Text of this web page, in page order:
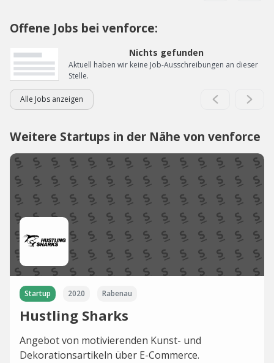
Offene Jobs bei venforce:
Nichts gefunden
Aktuell haben wir keine Job-Ausschreibungen an dieser
Stelle.
Alle Jobs anzeigen
Weitere Startups in der Nähe von venforce
Startup 2020 Rabenau
Hustling Sharks
Angebot von motivierenden Kunst- und
Dekorationsartikeln über E-Commerce.